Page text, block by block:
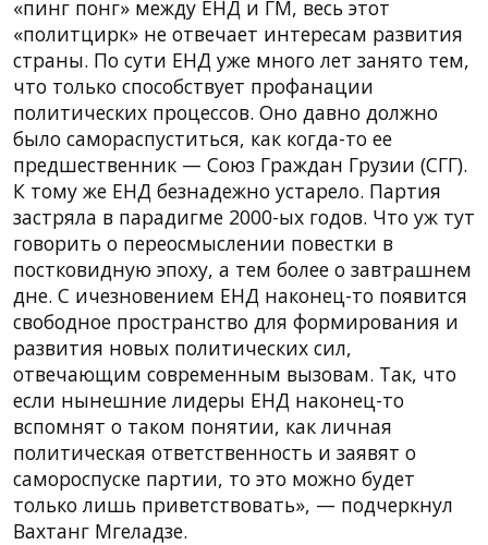
«пинг понг» между ЕНД и ГМ, весь этот
«политцирк» не отвечает интересам развития
страны. По сути ЕНД уже много лет занято тем,
что только способствует профанации
политических процессов. Оно давно должно
было самораспуститься, как когда-то ее
предшественник — Союз Граждан Грузии (СГГ).
К тому же ЕНД безнадежно устарело. Партия
застряла в парадигме 2000-ых годов. Что уж тут
говорить о переосмыслении повестки в
постковидную эпоху, а тем более о завтрашнем
дне. С ичезновением ЕНД наконец-то появится
свободное пространство для формирования и
развития новых политических сил,
отвечающим современным вызовам. Так, что
если нынешние лидеры ЕНД наконец-то
вспомнят о таком понятии, как личная
политическая ответственность и заявят о
самороспуске партии, то это можно будет
только лишь приветствовать», — подчеркнул
Вахтанг Мгеладзе.